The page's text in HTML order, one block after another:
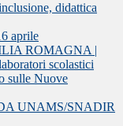
didattica
aprile
ROMAGNA |
scolastici
sulle Nuove
UNAMS/SNADIR